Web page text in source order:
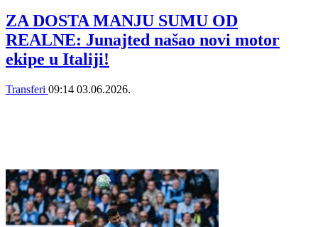
ZA DOSTA MANJU SUMU OD
REALNE: Junajted našao novi motor
ekipe u Italiji!
Transferi 09:14 03.06.2026.